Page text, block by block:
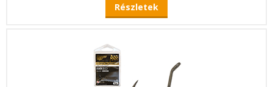
Részletek